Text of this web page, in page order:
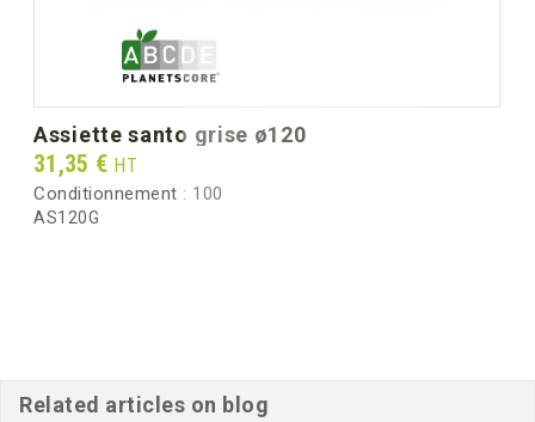
assiette santo grise ø120
Prix
31,35 € HT
Conditionnement : 100
AS120G
Related articles on blog